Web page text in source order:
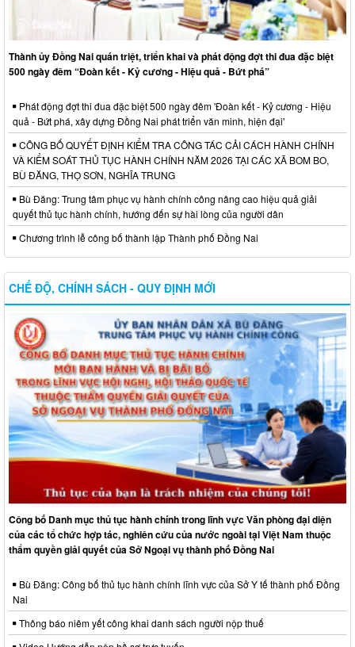
Thành ủy Đồng Nai quán triệt, triển khai và phát động đợt thi đua đặc biệt
500 ngày đêm “Đoàn kết - Kỷ cương - Hiệu quả - Bứt phá”
Phát động đợt thi đua đặc biệt 500 ngày đêm 'Đoàn kết - Kỷ cương - Hiệu
quả - Bứt phá, xây dựng Đồng Nai phát triển văn minh, hiện đại'
CÔNG BỐ QUYẾT ĐỊNH KIỂM TRA CÔNG TÁC CẢI CÁCH HÀNH CHÍNH
VÀ KIỂM SOÁT THỦ TỤC HÀNH CHÍNH NĂM 2026 TẠI CÁC XÃ BOM BO,
BÙ ĐĂNG, THỌ SƠN, NGHĨA TRUNG
Bù Đăng: Trung tâm phục vụ hành chính công nâng cao hiệu quả giải
quyết thủ tục hành chính, hướng đến sự hài lòng của người dân
Chương trình lễ công bố thành lập Thành phố Đồng Nai
CHẾ ĐỘ, CHÍNH SÁCH - QUY ĐỊNH MỚI
Công bố Danh mục thủ tục hành chính trong lĩnh vực Văn phòng đại diện
của các tổ chức hợp tác, nghiên cứu của nước ngoài tại Việt Nam thuộc
thẩm quyền giải quyết của Sở Ngoại vụ thành phố Đồng Nai
Bù Đăng: Công bố thủ tục hành chính lĩnh vực của Sở Y tế thành phố Đồng
Nai
Thông báo niêm yết công khai danh sách người nộp thuế